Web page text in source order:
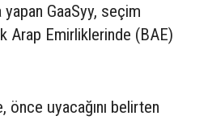
yapan GaaSyy, seçim
Arap Emirliklerinde (BAE)
uyacağını belirten